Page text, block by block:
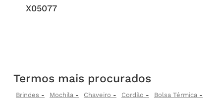
X05077
Termos mais procurados
Brindes Mochila Chaveiro Cordão
Bolsa Térmica